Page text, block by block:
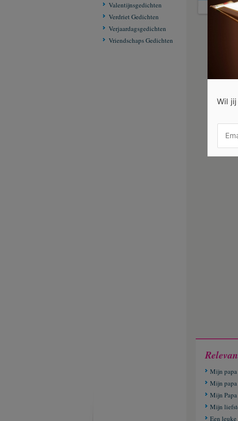
Valentijnsgedichten
Verdriet Gedichten
Verjaardagsgedichten
Vriendschaps Gedichten
Mijn papa
Mijn
Mijn Papa
Mijn
Een
Wil